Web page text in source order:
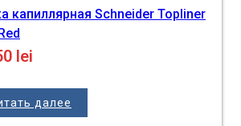
капиллярная Schneider Topliner
lei
далее